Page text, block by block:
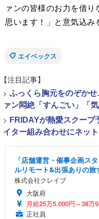
ァンの皆様のお力を借
思います！」と意気込み
エイベックス
【注目記事】
> ふっくら胸元をのぞか
ァン悶絶「すんごい」「気
> FRIDAYが熱愛スクープ
イター組み合わせにネッ
「店舗運営・催事企画ス
ルリモート&出張ありの旅
株式会社クレイブ
大阪府
月給25万5,000円～38万
正社員